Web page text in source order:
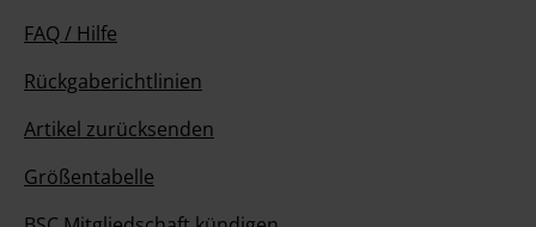
FAQ / Hilfe
Rückgaberichtlinien
Artikel zurücksenden
Größentabelle